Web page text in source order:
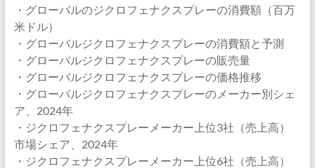
・グローバルのジクロフェナクスプレーの消費額（百万
米ドル）
・グローバルジクロフェナクスプレーの消費額と予測
・グローバルジクロフェナクスプレーの販売量
・グローバルジクロフェナクスプレーの価格推移
・グローバルジクロフェナクスプレーのメーカー別シェ
ア、2024年
・ジクロフェナクスプレーメーカー上位3社（売上高）
市場シェア、2024年
・ジクロフェナクスプレーメーカー上位6社（売上高）